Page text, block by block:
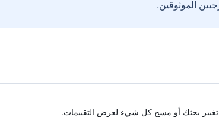
تغيير بحثك أو مسح كل شيء لعرض التقييمات.